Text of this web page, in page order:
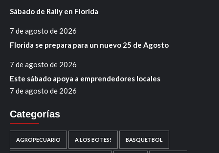
Sábado de Rally en Florida
7 de agosto de 2026
Florida se prepara para un nuevo 25 de Agosto
7 de agosto de 2026
Este sábado apoya a emprendedores locales
7 de agosto de 2026
Categorías
AGROPECUARIO A LOS BOTES! BASQUETBOL